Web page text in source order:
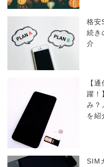
格安
続き
介
【
躍！
み？
を紹
SIM